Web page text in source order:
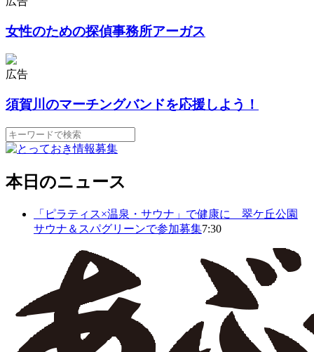
女性のための探偵事務所アーガス
広告
須賀川のマーチングバンドを応援しよう！
本日のニュース
「ピラティス×温泉・サウナ」で健康に 翠ケ丘公園
サウナ＆スパグリーンで参加募集7:30